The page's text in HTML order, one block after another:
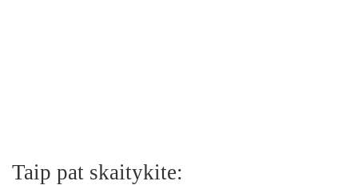
Taip pat skaitykite: